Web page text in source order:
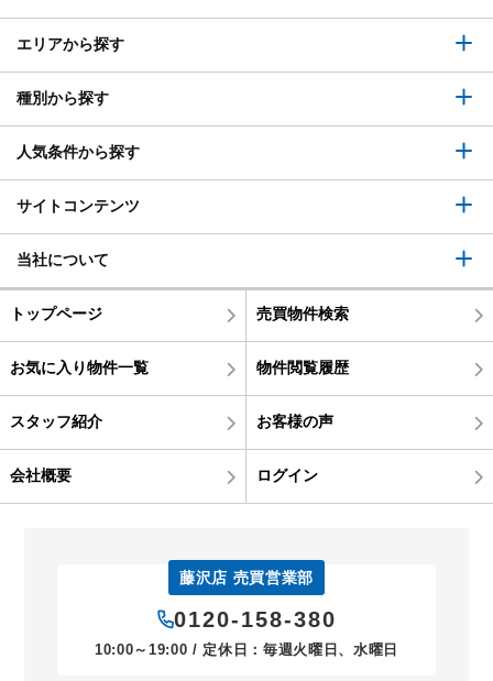
エリアから探す
種別から探す
人気条件から探す
サイトコンテンツ
当社について
トップページ 売買物件検索
お気に入り物件一覧 物件閲覧履歴
スタッフ紹介 お客様の声
会社概要 ログイン
藤沢店 売買営業部
0120-158-380
10:00～19:00 / 定休日：毎週火曜日、水曜日